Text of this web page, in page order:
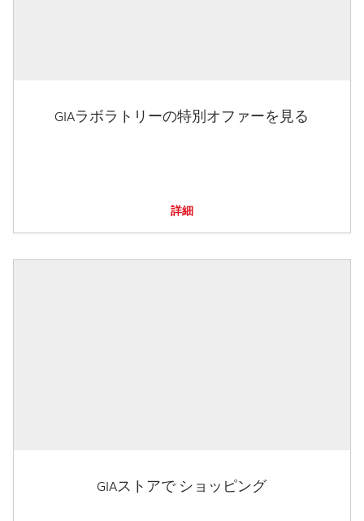
GIAラボラトリーの特別オファーを見る
詳細
GIAストアで ショッピング